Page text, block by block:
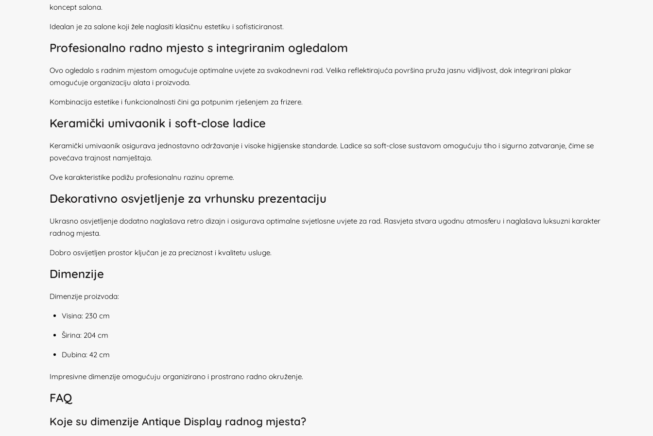
koncept salona.
Idealan je za salone koji žele naglasiti klasičnu estetiku i sofisticiranost.
Profesionalno radno mjesto s integriranim ogledalom
Ovo ogledalo s radnim mjestom omogućuje optimalne uvjete za svakodnevni rad. Velika reflektirajuća površina pruža jasnu vidljivost, dok integrirani plakar
omogućuje organizaciju alata i proizvoda.
Kombinacija estetike i funkcionalnosti čini ga potpunim rješenjem za frizere.
Keramički umivaonik i soft-close ladice
Keramički umivaonik osigurava jednostavno održavanje i visoke higijenske standarde. Ladice sa soft-close sustavom omogućuju tiho i sigurno zatvaranje, čime se
povećava trajnost namještaja.
Ove karakteristike podižu profesionalnu razinu opreme.
Dekorativno osvjetljenje za vrhunsku prezentaciju
Ukrasno osvjetljenje dodatno naglašava retro dizajn i osigurava optimalne svjetlosne uvjete za rad. Rasvjeta stvara ugodnu atmosferu i naglašava luksuzni karakter
radnog mjesta.
Dobro osvijetljen prostor ključan je za preciznost i kvalitetu usluge.
Dimenzije
Dimenzije proizvoda:
Visina: 230 cm
Širina: 204 cm
Dubina: 42 cm
Impresivne dimenzije omogućuju organizirano i prostrano radno okruženje.
FAQ
Koje su dimenzije Antique Display radnog mjesta?